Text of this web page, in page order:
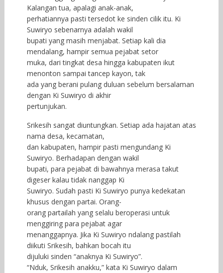
Kalangan tua, apalagi anak-anak,
perhatiannya pasti tersedot ke sinden cilik itu. Ki
Suwiryo sebenarnya adalah wakil
bupati yang masih menjabat. Setiap kali dia
mendalang, hampir semua pejabat setor
muka, dari tingkat desa hingga kabupaten ikut
menonton sampai tancep kayon, tak
ada yang berani pulang duluan sebelum bersalaman
dengan Ki Suwiryo di akhir
pertunjukan.
Srikesih sangat diuntungkan. Setiap ada hajatan atas
nama desa, kecamatan,
dan kabupaten, hampir pasti mengundang Ki
Suwiryo. Berhadapan dengan wakil
bupati, para pejabat di bawahnya merasa takut
digeser kalau tidak nanggap Ki
Suwiryo. Sudah pasti Ki Suwiryo punya kedekatan
khusus dengan partai. Orang-
orang partailah yang selalu beroperasi untuk
menggiring para pejabat agar
menanggapnya. Jika Ki Suwiryo ndalang pastilah
diikuti Srikesih, bahkan bocah itu
dijuluki sinden “anaknya Ki Suwiryo”.
“Nduk, Srikesih anakku,” kata Ki Suwiryo dalam